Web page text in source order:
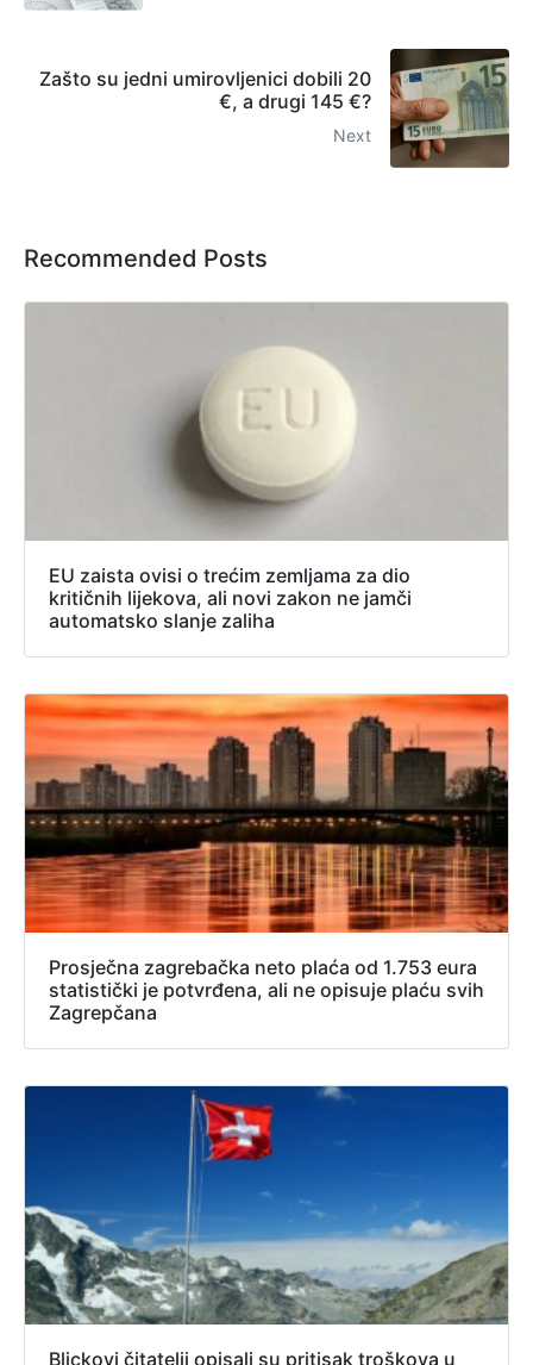
Zašto su jedni umirovljenici dobili 20
€, a drugi 145 €?
Next
Recommended Posts
EU zaista ovisi o trećim zemljama za dio
kritičnih lijekova, ali novi zakon ne jamči
automatsko slanje zaliha
Prosječna zagrebačka neto plaća od 1.753 eura
statistički je potvrđena, ali ne opisuje plaću svih
Zagrepčana
Blickovi čitatelji opisali su pritisak troškova u